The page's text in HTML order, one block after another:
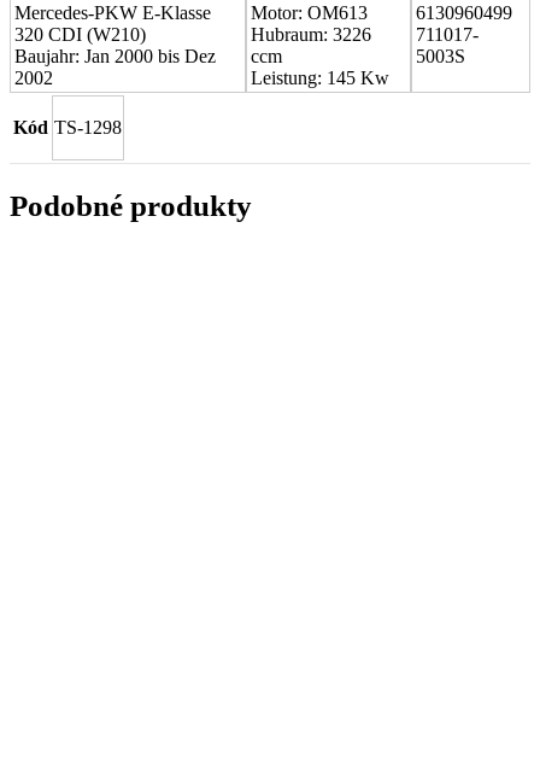
(W210)
6130960499
Mercedes-PKW E-Klasse
320 CDI (W210)
Baujahr: Jan 2000 bis Dez
2002
Motor: OM613
Hubraum: 3226
ccm
Leistung: 145 Kw
6130960499
711017-
5003S
Kód TS-1298
Podobné produkty